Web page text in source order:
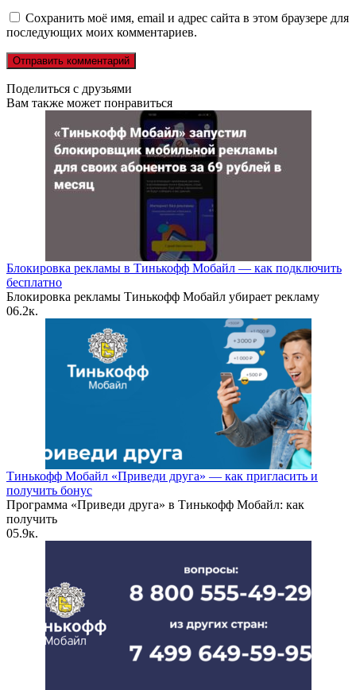
Сохранить моё имя, email и адрес сайта в этом браузере для
последующих моих комментариев.
Поделиться с друзьями
Вам также может понравиться
Блокировка рекламы в Тинькофф Мобайл — как подключить
бесплатно
Блокировка рекламы Тинькофф Мобайл убирает рекламу
06.2к.
Тинькофф Мобайл «Приведи друга» — как пригласить и
получить бонус
Программа «Приведи друга» в Тинькофф Мобайл: как
получить
05.9к.